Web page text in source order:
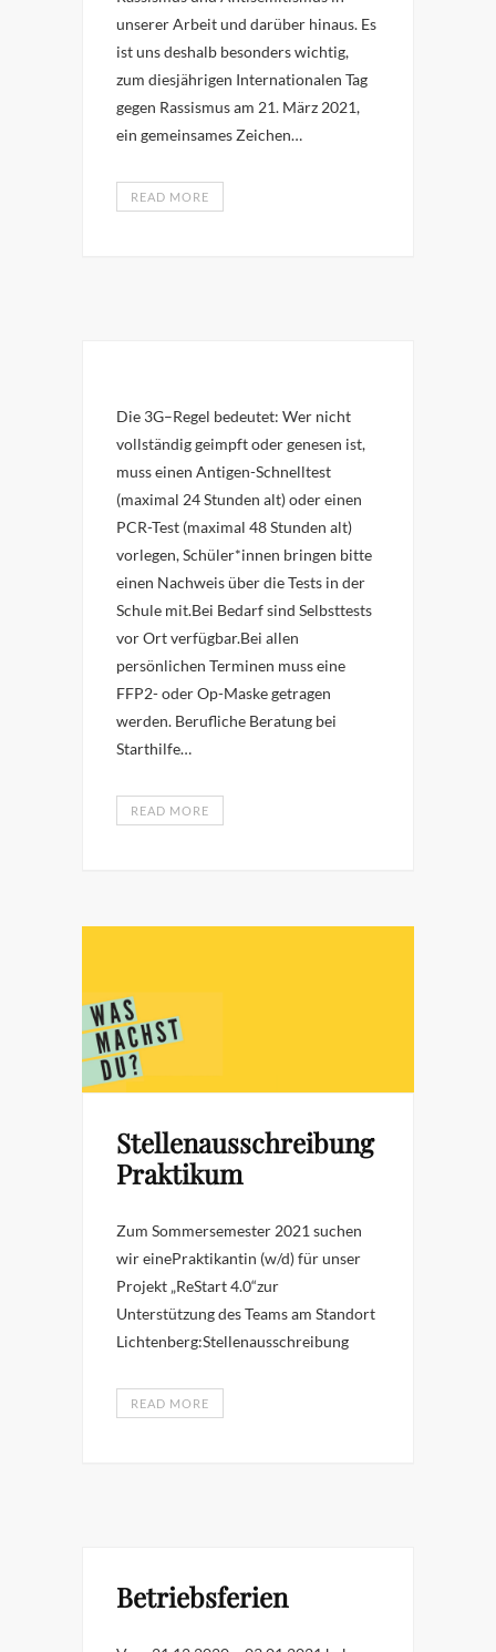
unserer Arbeit und darüber hinaus. Es
ist uns deshalb besonders wichtig,
zum diesjährigen Internationalen Tag
gegen Rassismus am 21. März 2021,
ein gemeinsames Zeichen…
READ MORE
Die 3G–Regel bedeutet: Wer nicht
vollständig geimpft oder genesen ist,
muss einen Antigen-Schnelltest
(maximal 24 Stunden alt) oder einen
PCR-Test (maximal 48 Stunden alt)
vorlegen, Schüler*innen bringen bitte
einen Nachweis über die Tests in der
Schule mit.Bei Bedarf sind Selbsttests
vor Ort verfügbar.Bei allen
persönlichen Terminen muss eine
FFP2- oder Op-Maske getragen
werden. Berufliche Beratung bei
Starthilfe…
READ MORE
Stellenausschreibung
Praktikum
Zum Sommersemester 2021 suchen
wir einePraktikantin (w/d) für unser
Projekt „ReStart 4.0“zur
Unterstützung des Teams am Standort
Lichtenberg:Stellenausschreibung
READ MORE
Betriebsferien